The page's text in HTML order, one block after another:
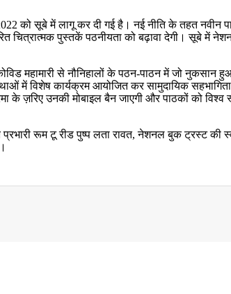
को सूबे में लागू कर दी गई है। नई नीति के तहत नवीन
चित्रात्मक पुस्तकें पठनीयता को बढ़ावा देगी। सूबे में
महामारी से नौनिहालों के पठन-पाठन में जो नुकसान
विशेष कार्यक्रम आयोजित कर सामुदायिक
ज़रिए उनकी मोबाइल बैन जाएगी और पाठकों को विश्व
रूम टू रीड पुष्प लता रावत, नेशनल बुक ट्रस्ट की